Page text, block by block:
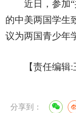
近日，参加
的中美两国学生
议为两国青少年
【责任编辑:
分享到：